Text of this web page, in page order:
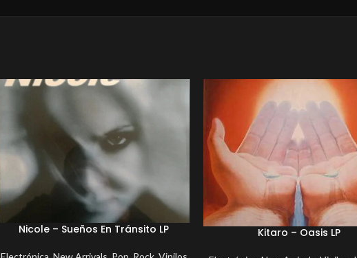
Nicole – Sueños En Tránsito LP Kitaro – Oasis LP